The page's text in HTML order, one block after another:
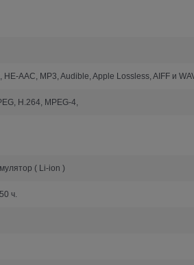
HE-AAC, MP3, Audible, Apple Lossless, AIFF и
H.264, MPEG-4,
( Li-ion )
ч.